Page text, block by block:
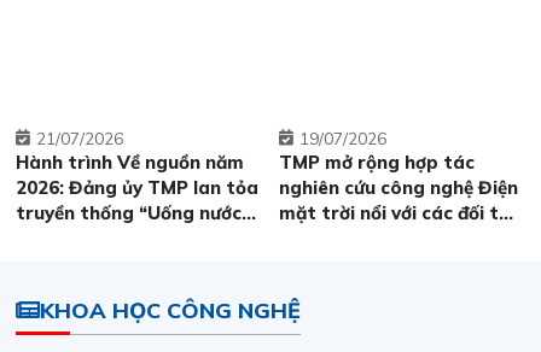
Hành trình Về nguồn năm
2026: Đảng ủy TMP lan tỏa
truyền thống “Uống nước
21 07/2026
TMP mở rộng hợp tác
nghiên cứu công nghệ Điện
mặt trời nổi với các đối tác
19 07/2026
KHOA HỌC CÔNG NGHỆ